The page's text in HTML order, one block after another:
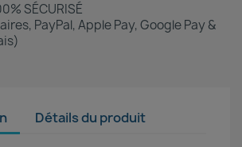
SÉCURISÉ
PayPal, Apple Pay, Google Pay &
Détails du produit